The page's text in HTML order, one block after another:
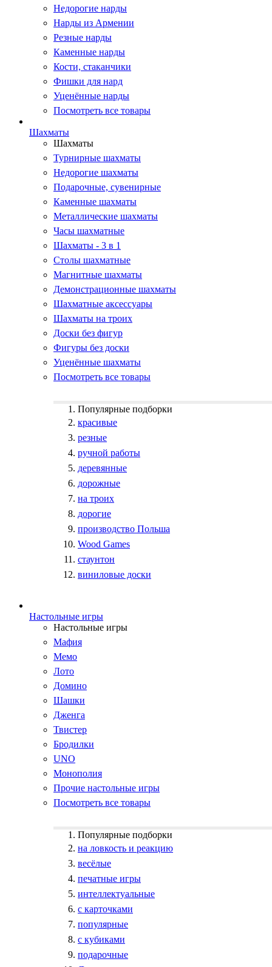
Недорогие нарды
Нарды из Армении
Резные нарды
Каменные нарды
Кости, стаканчики
Фишки для нард
Уценённые нарды
Посмотреть все товары
Шахматы
Шахматы
Турнирные шахматы
Недорогие шахматы
Подарочные, сувенирные
Каменные шахматы
Металлические шахматы
Часы шахматные
Шахматы - 3 в 1
Столы шахматные
Магнитные шахматы
Демонстрационные шахматы
Шахматные аксессуары
Шахматы на троих
Доски без фигур
Фигуры без доски
Уценённые шахматы
Посмотреть все товары
Популярные подборки
красивые
резные
ручной работы
деревянные
дорожные
на троих
дорогие
производство Польша
Wood Games
стаунтон
виниловые доски
Настольные игры
Настольные игры
Мафия
Мемо
Лото
Домино
Шашки
Дженга
Твистер
Бродилки
UNO
Монополия
Прочие настольные игры
Посмотреть все товары
Популярные подборки
на ловкость и реакцию
весёлые
печатные игры
интеллектуальные
с карточками
популярные
с кубиками
подарочные